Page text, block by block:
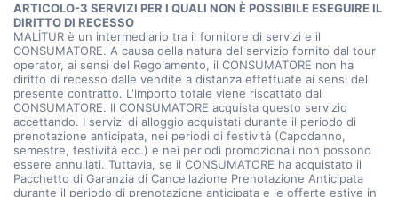
ARTICOLO-3 SERVIZI PER I QUALI NON È POSSIBILE ESEGUIRE IL
DIRITTO DI RECESSO
MALİTUR è un intermediario tra il fornitore di servizi e il
CONSUMATORE. A causa della natura del servizio fornito dal tour
operator, ai sensi del Regolamento, il CONSUMATORE non ha
diritto di recesso dalle vendite a distanza effettuate ai sensi del
presente contratto. L'importo totale viene riscattato dal
CONSUMATORE. Il CONSUMATORE acquista questo servizio
accettando. I servizi di alloggio acquistati durante il periodo di
prenotazione anticipata, nei periodi di festività (Capodanno,
semestre, festività ecc.) e nei periodi promozionali non possono
essere annullati. Tuttavia, se il CONSUMATORE ha acquistato il
Pacchetto di Garanzia di Cancellazione Prenotazione Anticipata
durante il periodo di prenotazione anticipata e le offerte estive in